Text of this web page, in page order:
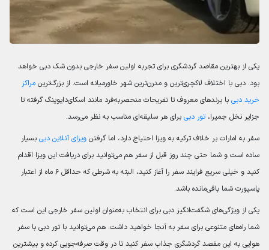
یکی از بهترین مقاصد گردشگری برای تجربه اولین سفر خارجی بدون شک دبی خواهد
بود. دبی با اختلاف لاکچری‌ترین و مدرن‌ترین شهر خاورمیانه است. از بزرگ‌ترین مراکز
خرید دبی با برندهای معروف تا تفریحات منحصربه‌فرد مانند اسکای‌دایوینگ گرفته تا
جزایر نخل جمیرا،تور دبی برای هر سلیقه‌ای مناسب به نظر می‌رسد.
سفر به امارات بر خلاف ترکیه به ویزا احتیاج دارد، اما گرفتن ویزای آنلاین دبی بسیار
ساده است و شما حتی چند روز قبل از سفر هم می‌توانید برای دریافت این ویزا اقدام
کنید و خیلی سریع فرایند سفر را آغاز کنید، البته به شرطی که حداقل ۶ ماه از اعتبار
پاسپورت شما باقی‌مانده باشد.
یکی از ویژگی‌های شگفت‌انگیز دبی برای انتخاب به‌عنوان اولین سفر خارجی این است که
شما راه‌های متنوعی برای سفر به آنجا خواهید داشت. هم می‌توانید با تور دبی با سفر
هوایی به این مقصد گردشگری جذاب سفر کنید تا در وقت صرفه‌جویی کرده و بیشترین